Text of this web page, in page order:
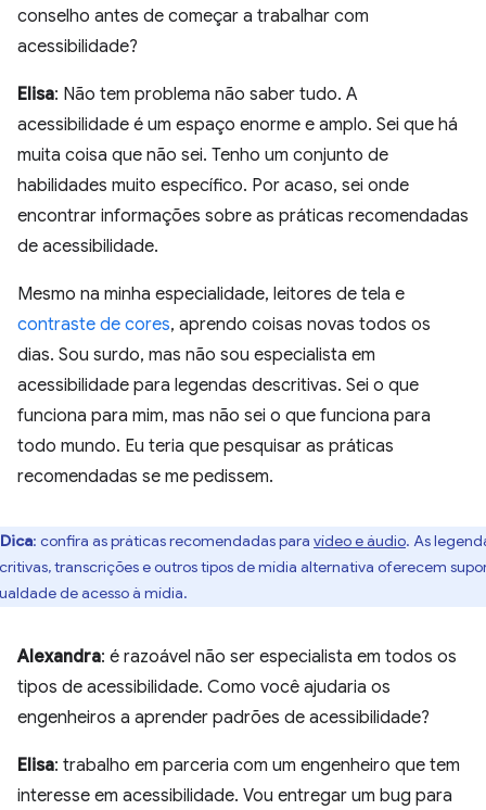
conselho antes de começar a trabalhar com
acessibilidade?
Elisa: Não tem problema não saber tudo. A
acessibilidade é um espaço enorme e amplo. Sei que há
muita coisa que não sei. Tenho um conjunto de
habilidades muito específico. Por acaso, sei onde
encontrar informações sobre as práticas recomendadas
de acessibilidade.
Mesmo na minha especialidade, leitores de tela e
contraste de cores, aprendo coisas novas todos os
dias. Sou surdo, mas não sou especialista em
acessibilidade para legendas descritivas. Sei o que
funciona para mim, mas não sei o que funciona para
todo mundo. Eu teria que pesquisar as práticas
recomendadas se me pedissem.
Dica: confira as práticas recomendadas para vídeo e áudio. As
transcrições e outros tipos de mídia alternativa oferecem
de acesso à mídia.
Alexandra: é razoável não ser especialista em todos os
tipos de acessibilidade. Como você ajudaria os
engenheiros a aprender padrões de acessibilidade?
Elisa: trabalho em parceria com um engenheiro que tem
interesse em acessibilidade. Vou entregar um bug para